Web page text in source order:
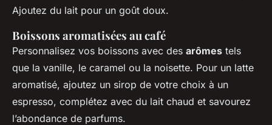
Ajoutez du lait pour un goût doux.
Boissons aromatisées au café
Personnalisez vos boissons avec des arômes tels
que la vanille, le caramel ou la noisette. Pour un latte
aromatisé, ajoutez un sirop de votre choix à un
espresso, complétez avec du lait chaud et savourez
l’abondance de parfums.